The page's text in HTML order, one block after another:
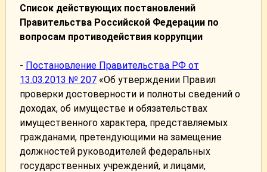
Список действующих постановлений
Правительства Российской Федерации по
вопросам противодействия коррупции
- Постановление Правительства РФ от
13.03.2013 № 207 «Об утверждении Правил
проверки достоверности и полноты сведений о
доходах, об имуществе и обязательствах
имущественного характера, представляемых
гражданами, претендующими на замещение
должностей руководителей федеральных
государственных учреждений, и лицами,